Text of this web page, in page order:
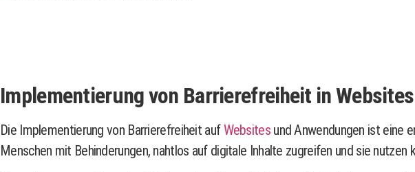
Implementierung von Barrierefreiheit in
Die Implementierung von Barrierefreiheit aufWebsitesund Anwendungen ist eine
Menschen mit Behinderungen, nahtlos auf digitale Inhalte zugreifen und sie nutzen